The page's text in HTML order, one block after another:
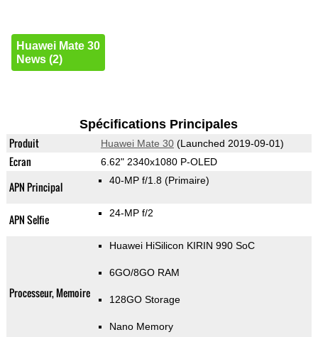
Huawei Mate 30
News (2)
Spécifications Principales
Produit Huawei Mate 30(Launched 2019-09-01)
Ecran 6.62" 2340x1080 P-OLED
APN Principal 40-MP f/1.8 (Primaire)
APN Selfie 24-MP f/2
Processeur, Memoire
Huawei HiSilicon KIRIN 990 SoC
6GO/8GO RAM
128GO Storage
Nano Memory